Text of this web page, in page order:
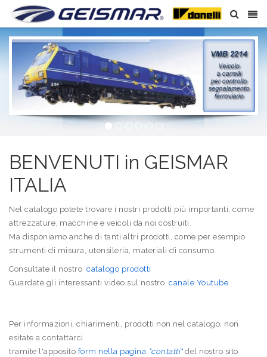
BENVENUTI in GEISMAR
ITALIA
Nel catalogo potete trovare i nostri prodotti più importanti, come
attrezzature, macchine e veicoli da noi costruiti.
Ma disponiamo anche di tanti altri prodotti, come per esempio
strumenti di misura, utensileria, materiali di consumo.
Consultate il nostro catalogo prodotti
Guardate gli interessanti video sul nostro canale Youtube
Per informazioni, chiarimenti, prodotti non nel catalogo, non
esitate a contattarci
tramite l'apposito form nella pagina "contatti"del nostro sito